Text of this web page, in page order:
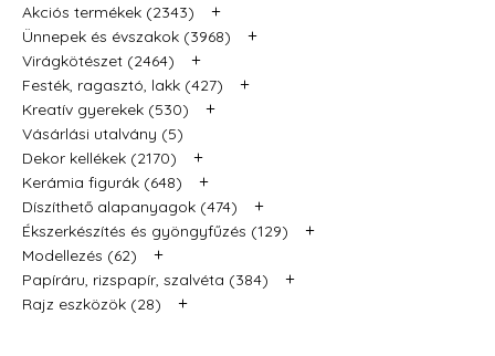
Akciós termékek (2343) +
Ünnepek és évszakok (3968) +
Virágkötészet (2464) +
Festék, ragasztó, lakk (427) +
Kreatív gyerekek (530) +
Vásárlási utalvány (5)
Dekor kellékek (2170)
+
Kerámia figurák (648) +
Díszíthető alapanyagok (474) +
Ékszerkészítés és gyöngyfűzés (129) +
Modellezés (62) +
Papíráru, rizspapír, szalvéta (384) +
Rajz eszközök (28) +